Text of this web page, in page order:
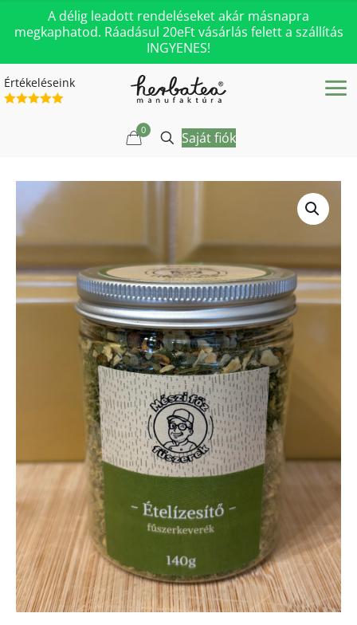
A délig leadott rendeléseket akár másnapra
megkaphatod. Ráadásul 20eFt vásárlás felett a szállítás
INGYENES!
Értékeléseink
0 Saját fiók